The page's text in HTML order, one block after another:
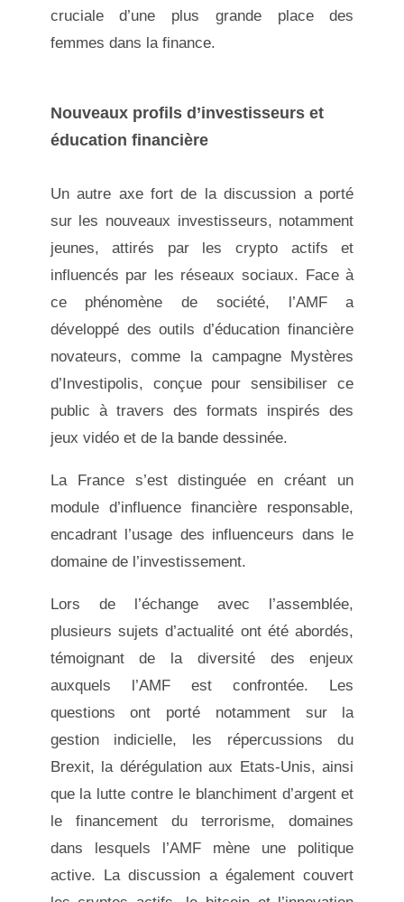
cruciale d’une plus grande place des
femmes dans la finance.
Nouveaux profils d’investisseurs et
éducation financière
Un autre axe fort de la discussion a porté
sur les nouveaux investisseurs, notamment
jeunes, attirés par les crypto actifs et
influencés par les réseaux sociaux. Face à
ce phénomène de société, l’AMF a
développé des outils d’éducation financière
novateurs, comme la campagne Mystères
d’Investipolis, conçue pour sensibiliser ce
public à travers des formats inspirés des
jeux vidéo et de la bande dessinée.
La France s’est distinguée en créant un
module d’influence financière responsable,
encadrant l’usage des influenceurs dans le
domaine de l’investissement.
Lors de l’échange avec l’assemblée,
plusieurs sujets d’actualité ont été abordés,
témoignant de la diversité des enjeux
auxquels l’AMF est confrontée. Les
questions ont porté notamment sur la
gestion indicielle, les répercussions du
Brexit, la dérégulation aux Etats-Unis, ainsi
que la lutte contre le blanchiment d’argent et
le financement du terrorisme, domaines
dans lesquels l’AMF mène une politique
active. La discussion a également couvert